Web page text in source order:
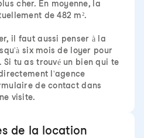
cher. En moyenne, la
de 482 m².
il faut aussi penser à la
six mois de loyer pour
Si tu as trouvé un bien qui te
l'agence
de contact dans
visite.
de la location